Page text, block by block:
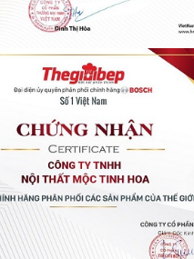
hàng :
phân phối chính hãng Bosch :